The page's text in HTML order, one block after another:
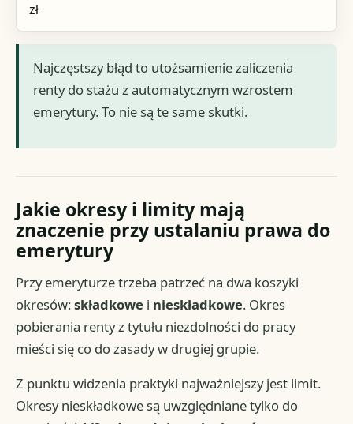
zł
Najczęstszy błąd to utożsamienie zaliczenia
renty do stażu z automatycznym wzrostem
emerytury. To nie są te same skutki.
Jakie okresy i limity mają
znaczenie przy ustalaniu prawa do
emerytury
Przy emeryturze trzeba patrzeć na dwa koszyki
okresów:składkowe i nieskładkowe. Okres
pobierania renty z tytułu niezdolności do pracy
mieści się co do zasady w drugiej grupie.
Z punktu widzenia praktyki najważniejszy jest limit.
Okresy nieskładkowe są uwzględniane tylko do